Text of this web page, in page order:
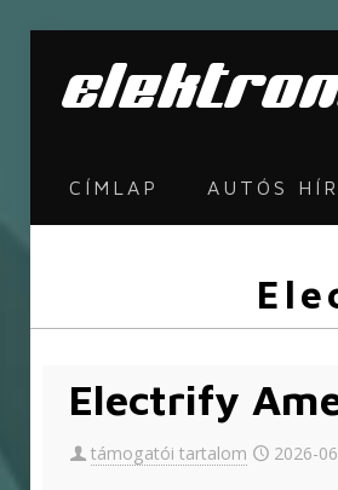
CÍMLAP AUTÓS
Electrify
támogatói tartalom 2026-